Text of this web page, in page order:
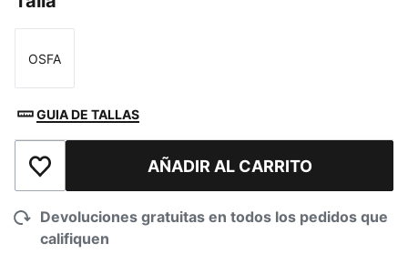
Talla
OSFA
GUIA DE TALLAS
Añadir a la lista de deseosAÑADIR AL CARRITO
Devoluciones gratuitas en todos los pedidos que
califiquen